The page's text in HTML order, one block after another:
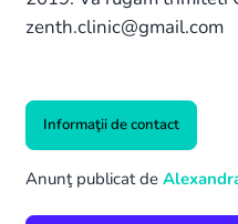
zenth.clinic@gmail.com
Informaţii de contact
Anunţ publicat de